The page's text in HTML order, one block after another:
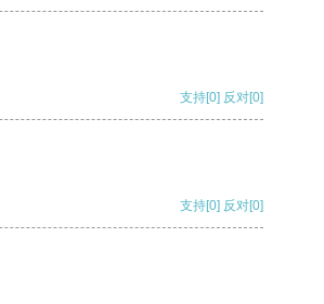
支持[0] 反对[0]
支持[0] 反对[0]